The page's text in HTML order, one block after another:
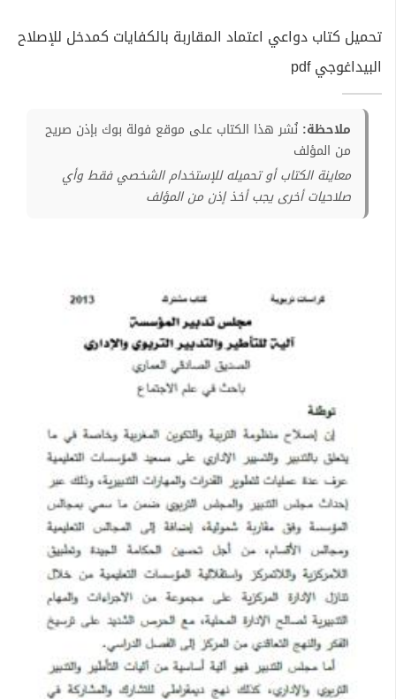
تحميل كتاب دواعي اعتماد المقاربة بالكفايات كمدخل للإصلاح
البيداغوجي pdf
ملاحظة: نُشر هذا الكتاب على موقع فولة بوك بإذن صريح
من المؤلف
معاينة الكتاب أو تحميله للإستخدام الشخصي فقط وأي
صلاحيات أخرى يجب أخذ إذن من المؤلف